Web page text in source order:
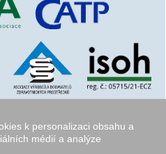
k personalizaci obsahu a
médií a analýze